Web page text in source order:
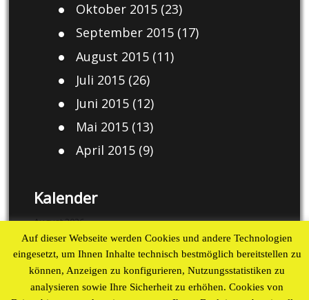
Oktober 2015(23)
September 2015(17)
August 2015(11)
Juli 2015(26)
Juni 2015(12)
Mai 2015(13)
April 2015(9)
Kalender
August 2026
M D M D F S
S
2
3
4 5 6 7 8
9
Auf dieser Webseite werden Cookies und andere Technologien
eingesetzt, um Ihnen Inhalte technisch bestmöglich bereitstellen zu
können, Anzeigen zu konfigurieren, Nutzungsstatistiken zu
analysieren sowie Ihre Sicherheit zu erhöhen. Cookies von